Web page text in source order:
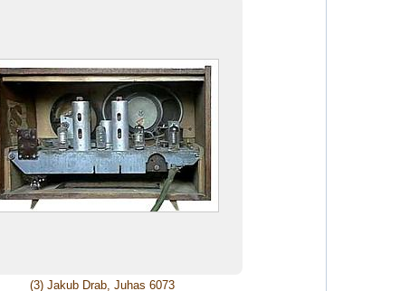
(3) Jakub Drab, Juhas 6073